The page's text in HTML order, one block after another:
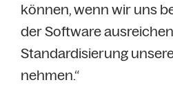
können, wenn wir uns
der Software
Standardisierung
nehmen.“